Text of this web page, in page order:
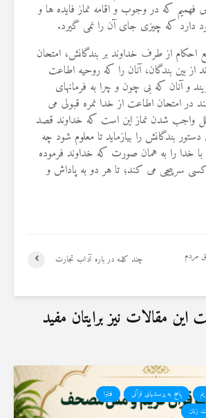
فهمیم که در وجوب و اقامه نماز فایده ها و
دارد که چیزی جای آن را نمی گیرد.
احکام از طرف خداوند بر بندگانش، امتحان
از بین بندگان، آنان را که روحیه اطاعت
و آنان که بی چون و چرا به فرمانهای
در امتحان اطاعت از خدا نمره قبولی می
واجب شدن نماز این است که خداوند قصد
بندگانش را بیازماید تا معلوم شود چه
خدا را به همان صورت که خداوند فرموده
سرپیچی می کند؛ تا هر دو به پاداش و
چند کلمه در باره آداب تجارت مردم
مقالات نیز برایتان مفید
پاسخ به پرسشهای قرآنی
فتاوا
زنان
19 جولای 2026